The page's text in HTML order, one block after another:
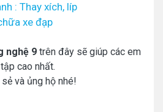
: Thay xích, líp
xe đạp
nghệ 9 trên đây sẽ giúp các em
cao nhất.
và ủng hộ nhé!